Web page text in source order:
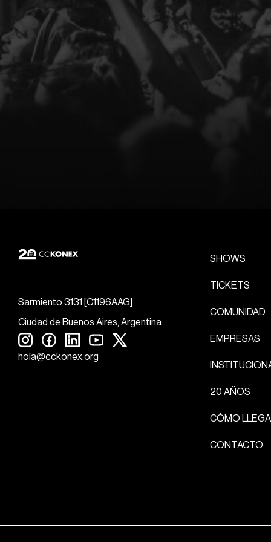
Sarmiento 3131 [C1196AAG]
Ciudad de Buenos Aires, Argentina
hola@cckonex.org
SHOWS
TICKETS
COMUNIDAD
EMPRESAS
20 AÑOS
CÓMO
CONTACTO